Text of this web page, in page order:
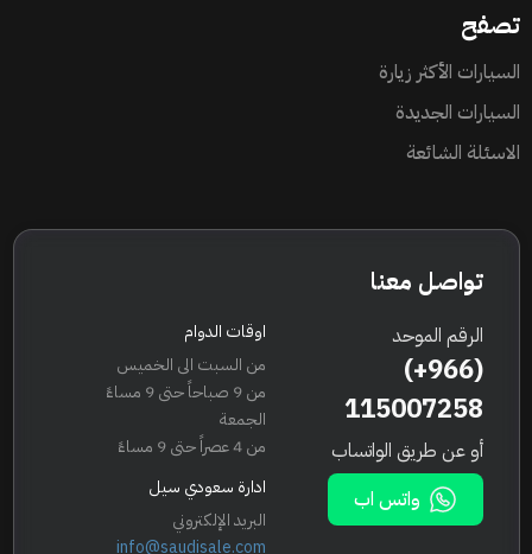
تصفح
السيارات الأكثر زيارة
السيارات الجديدة
الاسئلة الشائعة
تواصل معنا
الرقم الموحد
(+966)
115007258
أو عن طريق الواتساب
واتس اب
اوقات الدوام
من السبت الى الخميس
من 9 صباحاً حتى 9 مساءً
الجمعة
من 4 عصراً حتى 9 مساءً
ادارة سعودي سيل
البريد الإلكتروني
info@saudisale.com